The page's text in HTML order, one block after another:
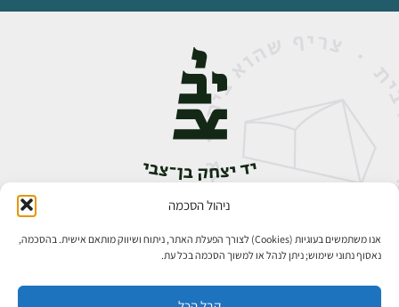
ניהול הסכמה
אנו משתמשים בעוגיות (Cookies) לצורך הפעלת האתר, ניתוח ושיווק מותאם אישית. בהסכמה,
נאסוף נתוני שימוש; ניתן לנהל או למשוך הסכמה בכל עת.
אבן גבירול 14, רחביה, ירושלים